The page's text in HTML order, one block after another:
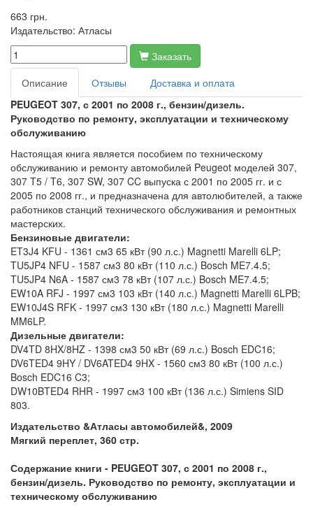
663 грн.
Издательство: Атласы
Заказать
Описание
Отзывы
Доставка и оплата
PEUGEOT 307, с 2001 по 2008 г., бензин/дизель.
Руководство по ремонту, эксплуатации и техническому
обслуживанию
Настоящая книга является пособием по техническому
обслуживанию и ремонту автомобилей Peugeot моделей 307,
307 T5 / T6, 307 SW, 307 CC выпуска с 2001 по 2005 гг. и с
2005 по 2008 гг., и предназначена для автолюбителей, а также
работников станций технического обслуживания и ремонтных
мастерских.
Бензиновые двигатели:
ET3J4 KFU - 1361 см3 65 кВт (90 л.с.) Magnetti Marelli 6LP;
TU5JP4 NFU - 1587 см3 80 кВт (110 л.с.) Bosch ME7.4.5;
TU5JP4 N6A - 1587 см3 78 кВт (107 л.с.) Bosch ME7.4.5;
EW10A RFJ - 1997 см3 103 кВт (140 л.с.) Magnetti Marelli 6LPB;
EW10J4S RFK - 1997 см3 130 кВт (180 л.с.) Magnetti Marelli
MM6LP.
Дизельные двигатели:
DV4TD 8HX/8HZ - 1398 см3 50 кВт (69 л.с.) Bosch EDC16;
DV6TED4 9HY / DV6ATED4 9HX - 1560 см3 80 кВт (100 л.с.)
Bosch EDC16 C3;
DW10BTED4 RHR - 1997 см3 100 кВт (136 л.с.) Simiens SID
803.
Издательство &Атласы автомобилей&, 2009
Мягкий переплет, 360 стр.
Содержание книги - PEUGEOT 307, с 2001 по 2008 г.,
бензин/дизель. Руководство по ремонту, эксплуатации и
техническому обслуживанию